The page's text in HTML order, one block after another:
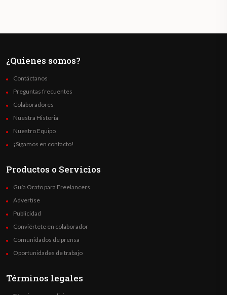
¿Quienes somos?
Contáctanos
Preguntas frecuentes
Colaboradores
Nuestra Historia
Nuestro Equipo
¡Sigamos en contacto!
Productos o Servicios
Guía Orato para Freelancers
Advertise
Publicidad
Conviértete en colaborador
Comunidados de prensa
Oportunidades de trabajo
Términos legales